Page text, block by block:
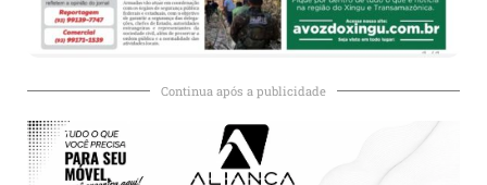
Continua após a publicidade